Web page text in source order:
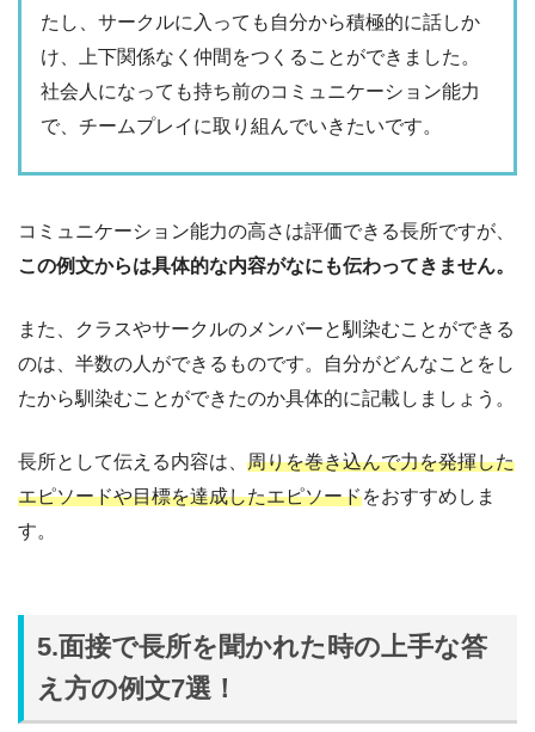
たし、サークルに入っても自分から積極的に話しか
け、上下関係なく仲間をつくることができました。
社会人になっても持ち前のコミュニケーション能力
で、チームプレイに取り組んでいきたいです。
コミュニケーション能力の高さは評価できる長所ですが、
この例文からは具体的な内容がなにも伝わってきません。
また、クラスやサークルのメンバーと馴染むことができる
のは、半数の人ができるものです。自分がどんなことをし
たから馴染むことができたのか具体的に記載しましょう。
長所として伝える内容は、 周りを巻き込んで力を発揮した
エピソードや目標を達成したエピソードをおすすめしま
す。
5.面接で長所を聞かれた時の上手な答
え方の例文7選！